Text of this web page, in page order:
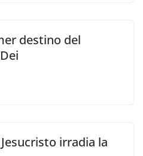
destino del
irradia la